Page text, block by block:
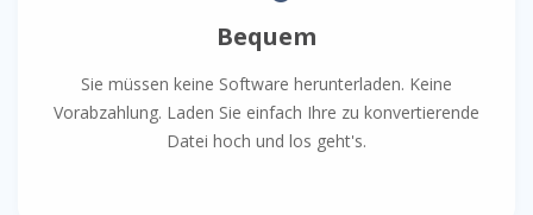
Bequem
Sie müssen keine Software herunterladen. Keine
Vorabzahlung. Laden Sie einfach Ihre zu konvertierende
Datei hoch und los geht's.